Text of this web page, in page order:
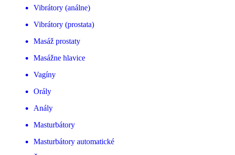
Vibrátory (análne)
Vibrátory (prostata)
Masáž prostaty
Masážne hlavice
Vagíny
Orály
Anály
Masturbátory
Masturbátory automatické